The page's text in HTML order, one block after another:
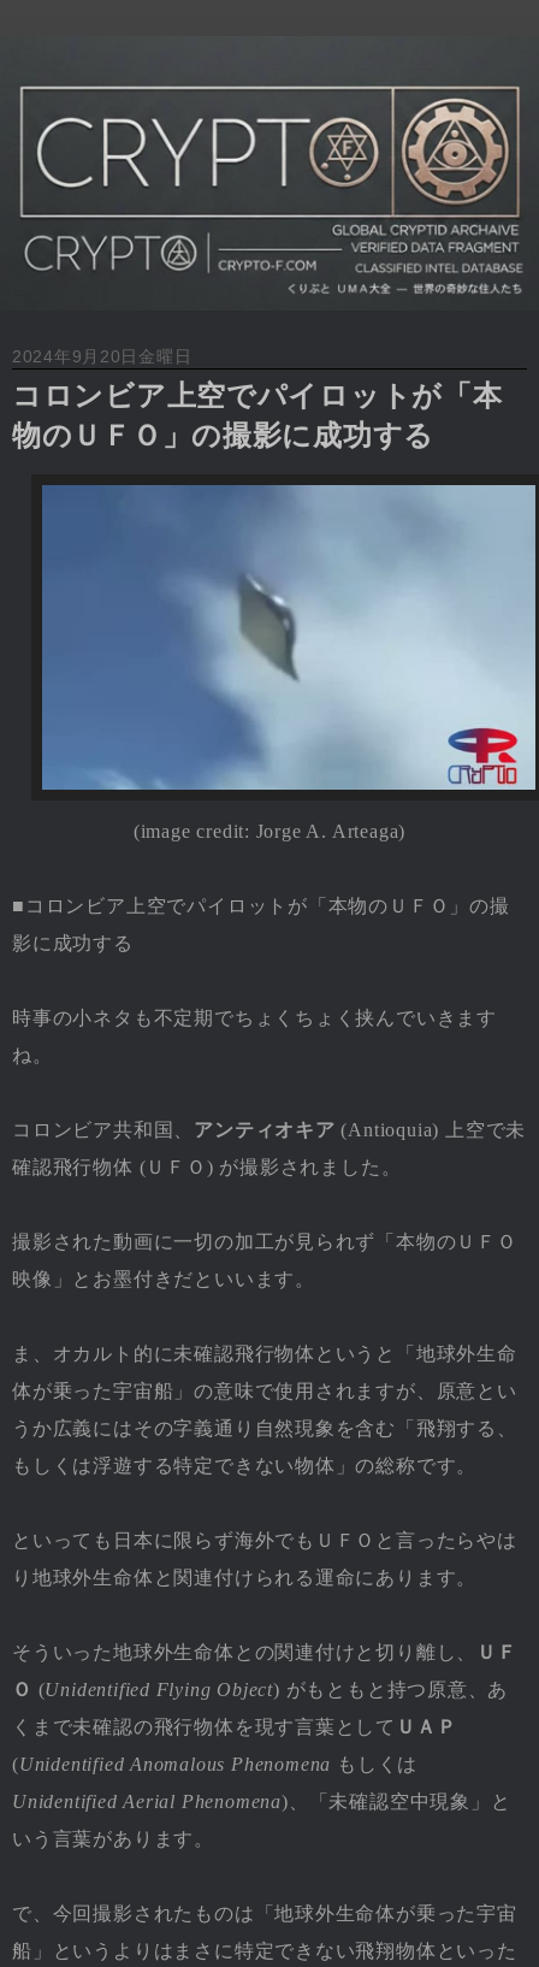
2024年9月20日金曜日
コロンビア上空でパイロットが「本
物のＵＦＯ」の撮影に成功する
(image credit: Jorge A. Arteaga)
■コロンビア上空でパイロットが「本物のＵＦＯ」の撮
影に成功する
時事の小ネタも不定期でちょくちょく挟んでいきます
ね。
コロンビア共和国、 アンティオキア (Antioquia) 上空で未
確認飛行物体 (ＵＦＯ) が撮影されました。
撮影された動画に一切の加工が見られず「本物のＵＦＯ
映像」とお墨付きだといいます。
ま、オカルト的に未確認飛行物体というと「地球外生命
体が乗った宇宙船」の意味で使用されますが、原意とい
うか広義にはその字義通り自然現象を含む「飛翔する、
もしくは浮遊する特定できない物体」の総称です。
といっても日本に限らず海外でもＵＦＯと言ったらやは
り地球外生命体と関連付けられる運命にあります。
そういった地球外生命体との関連付けと切り離し、
ＵＦ
Ｏ (Unidentified Flying Object) がもともと持つ原意、あ
くまで未確認の飛行物体を現す言葉として ＵＡＰ
(Unidentified Anomalous Phenomena もしくは
Unidentified Aerial Phenomena)、「未確認空中現象」と
いう言葉があります。
で、今回撮影されたものは「地球外生命体が乗った宇宙
船」というよりはまさに特定できない飛翔物体といった